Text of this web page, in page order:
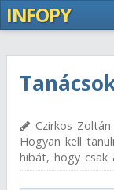
INFOPY
Czirkos Zoltán
Hogyan kell
hibát, hogy